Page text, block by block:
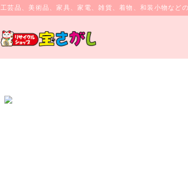
工芸品、美術品、家具、家電、雑貨、着物、和装小物など